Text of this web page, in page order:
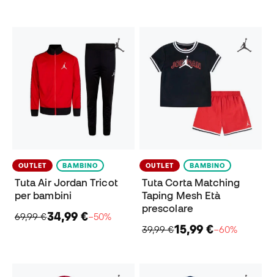
OUTLET BAMBINO
Tuta Air Jordan Tricot
per bambini
69,99 €34,99 €−50%
OUTLET BAMBINO
Tuta Corta Matching
Taping Mesh Età
prescolare
39,99 €15,99 €−60%